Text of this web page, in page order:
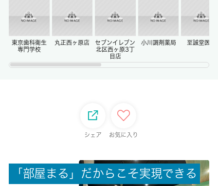
-/-
権利金/雑費
駐車場/料金
東京歯科衛生
専門学校
丸正西ヶ原店
セブンイレブン
北区西ヶ原3丁
目店
小川調剤薬局 至誠堂医院
シェア お気に入り
「 部屋 ま る 」 だ か ら こ そ実現で き る